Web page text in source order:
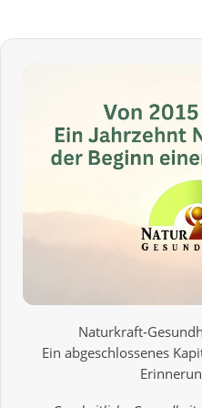
Ein abgeschlossenes